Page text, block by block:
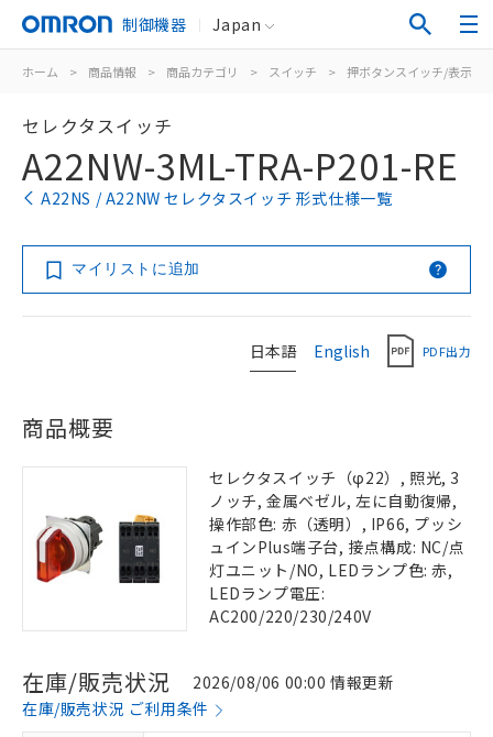
制御機器 Japan
ホーム > 商品情報 > 商品カテゴリ > スイッチ > 押ボタンスイッチ/表示灯
セレクタスイッチ
A22NW-3ML-TRA-P201-RE
A22NS / A22NW セレクタスイッチ 形式仕様一覧
マイリストに追加
日本語 English PDF出力
商品概要
セレクタスイッチ（φ22）, 照光, 3
ノッチ, 金属ベゼル, 左に自動復帰,
操作部色: 赤（透明）, IP66, プッシ
ュインPlus端子台, 接点構成: NC/点
灯ユニット/NO, LEDランプ色: 赤,
LEDランプ電圧:
AC200/220/230/240V
在庫/販売状況
2026/08/06 00:00 情報更新
在庫/販売状況 ご利用条件